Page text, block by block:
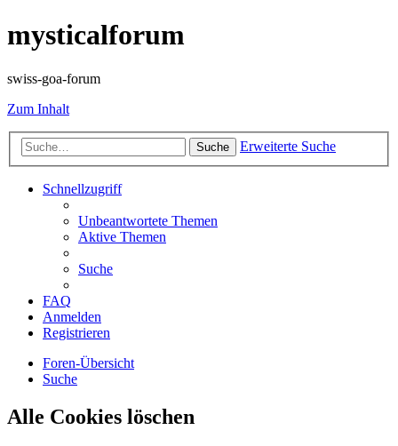
mysticalforum
swiss-goa-forum
Zum Inhalt
Suche Erweiterte Suche
Schnellzugriff
Unbeantwortete Themen
Aktive Themen
Suche
FAQ
Anmelden
Registrieren
Foren-Übersicht
Suche
Alle Cookies löschen